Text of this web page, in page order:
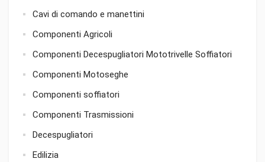
Cavi di comando e manettini
Componenti Agricoli
Componenti Decespugliatori Mototrivelle Soffiatori
Componenti Motoseghe
Componenti soffiatori
Componenti Trasmissioni
Decespugliatori
Edilizia